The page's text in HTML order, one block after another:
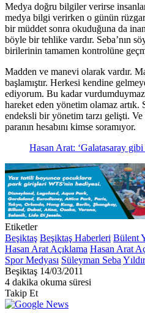
Medya doğru bilgiler verirse
medya bilgi verirken o günün
bir müddet sonra okuduğuna da
böyle bir tehlike vardır. Seba’nın
birilerinin tamamen kontrolüne
Madden ve manevi olarak vardır.
başlamıştır. Herkesi kendine
ediyorum. Bu kadar
hareket eden yönetim olamaz artık.
endeksli bir yönetim tarzı gelişti.
paranın hesabını kimse soramıyor.
Hasan Arat: ‘Galatasaray gibi
Etiketler
Beşiktaş Beşiktaş Haberleri Bülent
Hasan Arat Açıklama Hasan Arat
Spor Medyası Süleyman Seba
Beşiktaş Bir
e-
göndermek
14/03/2011
4 dakika okuma süresi
Takip Et